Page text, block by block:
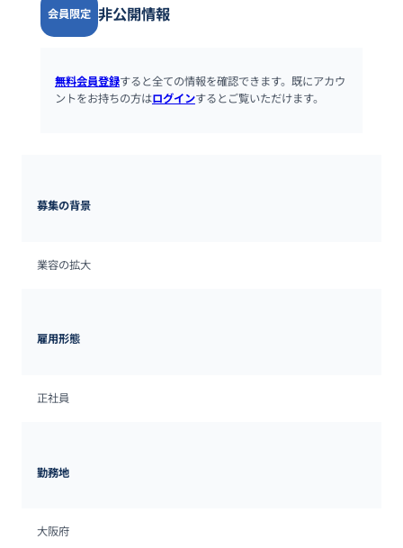
会員限定 非公開情報
無料会員登録すると全ての情報を確認できます。既にアカウ
ントをお持ちの方はログインするとご覧いただけます。
募集の背景
業容の拡大
雇用形態
正社員
勤務地
大阪府